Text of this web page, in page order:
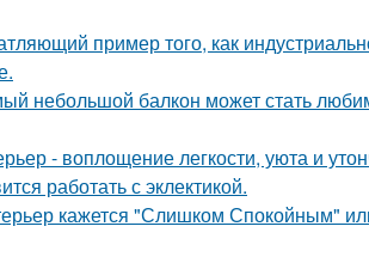
пример того, как
небольшой балкон может стать
- воплощение легкости, уюта и
работать с эклектикой.
кажется "Слишком Спокойным"